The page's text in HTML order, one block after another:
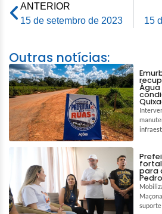
ANTERIOR
15 de setembro de 2023
15
Outras notícias:
Água
para